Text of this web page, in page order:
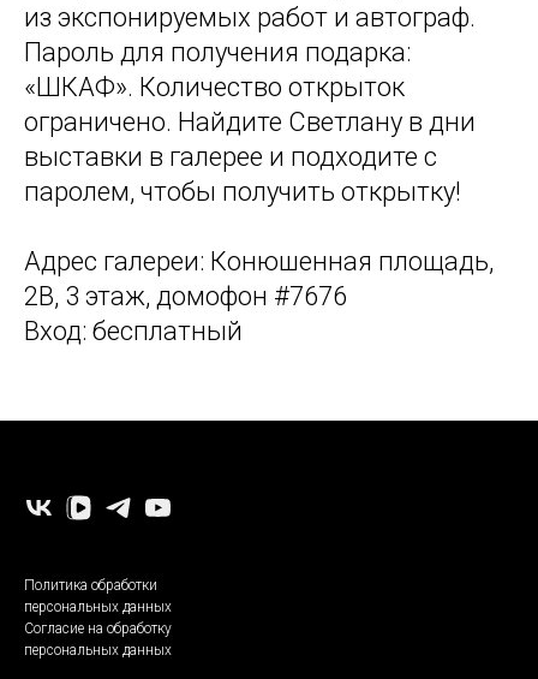
из экспонируемых работ и автограф.
Пароль для получения подарка:
«ШКАФ». Количество открыток
ограничено. Найдите Светлану в дни
выставки в галерее и подходите с
паролем, чтобы получить открытку!
Адрес галереи: Конюшенная площадь,
2В, 3 этаж, домофон #7676
Вход: бесплатный
Политика обработки
персональных данных
Согласие на обработку
персональных данных